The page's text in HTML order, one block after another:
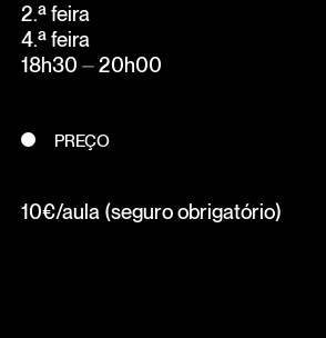
2.ª feira
4.ª feira
18h30 ⏤ 20h00
PREÇO
10€/aula (seguro obrigatório)